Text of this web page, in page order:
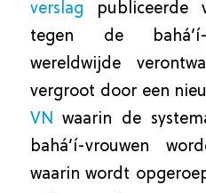
verslag publiceerde
tegen de bahá’í-
wereldwijde
vergroot door een
VN waarin de
bahá’í-vrouwen
waarin wordt